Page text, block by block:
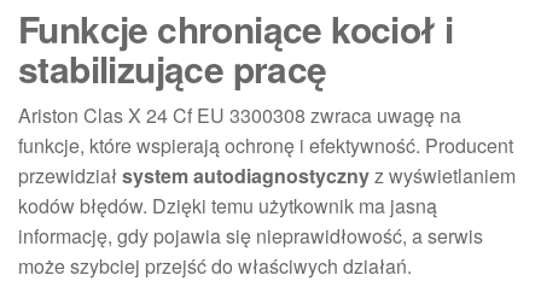
Funkcje chroniące kocioł i
stabilizujące pracę
Ariston Clas X 24 Cf EU 3300308 zwraca uwagę na
funkcje, które wspierają ochronę i efektywność. Producent
przewidział system autodiagnostycznyz wyświetlaniem
kodów błędów. Dzięki temu użytkownik ma jasną
informację, gdy pojawia się nieprawidłowość, a serwis
może szybciej przejść do właściwych działań.